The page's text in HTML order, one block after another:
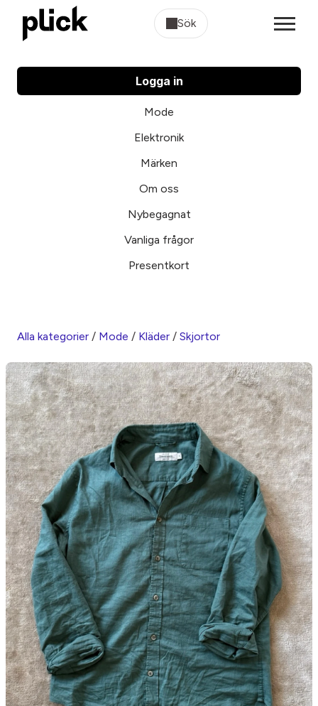
Sök
Logga in
Mode
Elektronik
Märken
Om oss
Nybegagnat
Vanliga frågor
Presentkort
Alla kategorier / Mode / Kläder / Skjortor